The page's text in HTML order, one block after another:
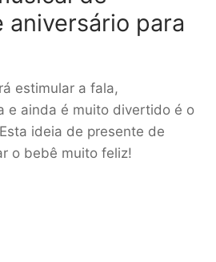
aniversário para
estimular a fala,
e ainda é muito divertido é o
ideia de presente de
o bebê muito feliz!